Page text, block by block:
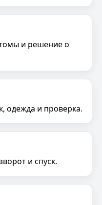
и решение о
одежда и проверка.
и спуск.